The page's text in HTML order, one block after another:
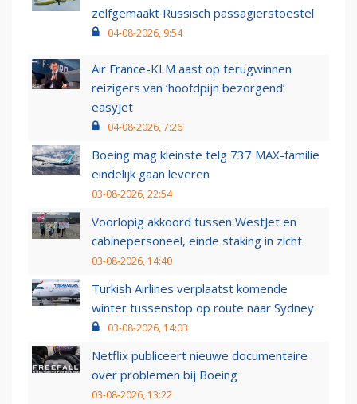
zelfgemaakt Russisch passagierstoestel
04-08-2026, 9:54
Air France-KLM aast op terugwinnen
reizigers van ‘hoofdpijn bezorgend’
easyJet
04-08-2026, 7:26
Boeing mag kleinste telg 737 MAX-familie
eindelijk gaan leveren
03-08-2026, 22:54
Voorlopig akkoord tussen WestJet en
cabinepersoneel, einde staking in zicht
03-08-2026, 14:40
Turkish Airlines verplaatst komende
winter tussenstop op route naar Sydney
03-08-2026, 14:03
Netflix publiceert nieuwe documentaire
over problemen bij Boeing
03-08-2026, 13:22